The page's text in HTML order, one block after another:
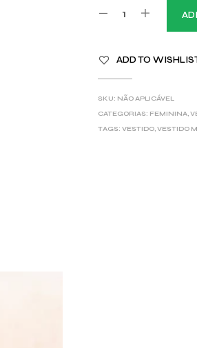
ADD TO
SKU: NÃO APLICÁVEL
CATEGORIAS: FEMININA,
TAGS: VESTIDO,VESTIDO